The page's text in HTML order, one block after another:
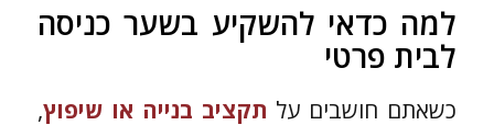
למה כדאי להשקיע בשער כניסה
לבית פרטי
כשאתם חושבים על תקציב בנייה או שיפוץ,